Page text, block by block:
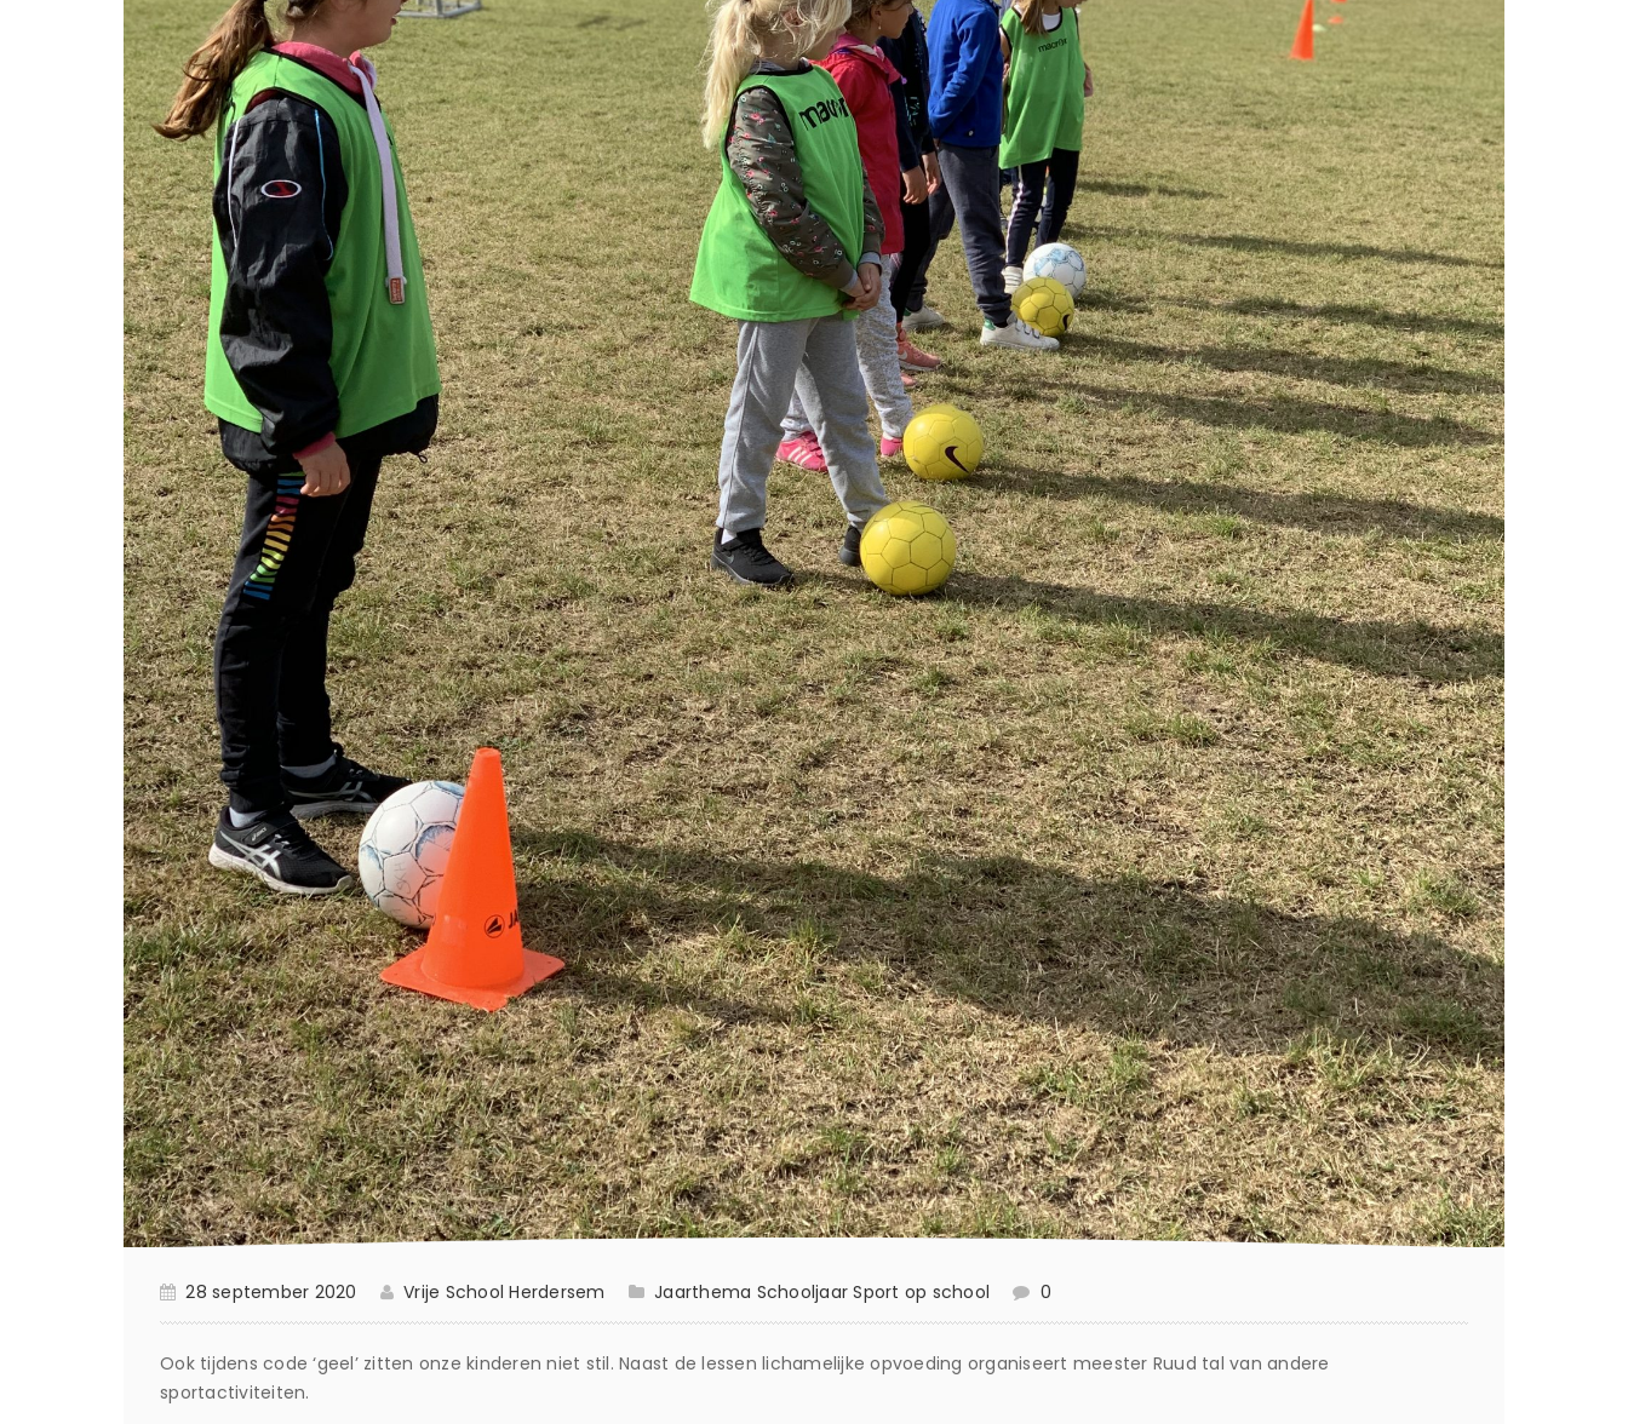
28 september 2020 Vrije School Herdersem Jaarthema Schooljaar Sport op school 0
Ook tijdens code ‘geel’ zitten onze kinderen niet stil. Naast de lessen lichamelijke opvoeding organiseert meester Ruud tal van andere
sportactiviteiten.